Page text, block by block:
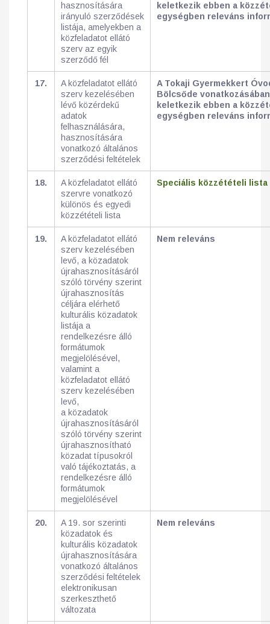
hasznosítására
irányuló szerződések
listája, amelyekben a
közfeladatot ellátó
szerv az egyik
szerződő fél
keletkezik ebben a
egységben releváns
17.
A közfeladatot ellátó
szerv kezelésében
lévő közérdekű
adatok
felhasználására,
hasznosítására
vonatkozó általános
szerződési feltételek
A Tokaji Gyermekkert
Bölcsőde
keletkezik ebben a
egységben releváns
18.
A közfeladatot ellátó
szervre vonatkozó
különös és egyedi
közzétételi lista
Speciális közzétételi lista
19.
A közfeladatot ellátó
szerv kezelésében
levő, a közadatok
újrahasznosításáról
szóló törvény szerint
újrahasznosítás
céljára elérhető
kulturális közadatok
listája a
rendelkezésre álló
formátumok
megjelölésével,
valamint a
közfeladatot ellátó
szerv kezelésében
levő,
a közadatok
újrahasznosításáról
szóló törvény szerint
újrahasznosítható
közadat típusokról
való tájékoztatás, a
rendelkezésre álló
formátumok
megjelölésével
Nem releváns
20.
A 19. sor szerinti
közadatok és
kulturális közadatok
újrahasznosítására
vonatkozó általános
szerződési feltételek
elektronikusan
szerkeszthető
változata
Nem releváns